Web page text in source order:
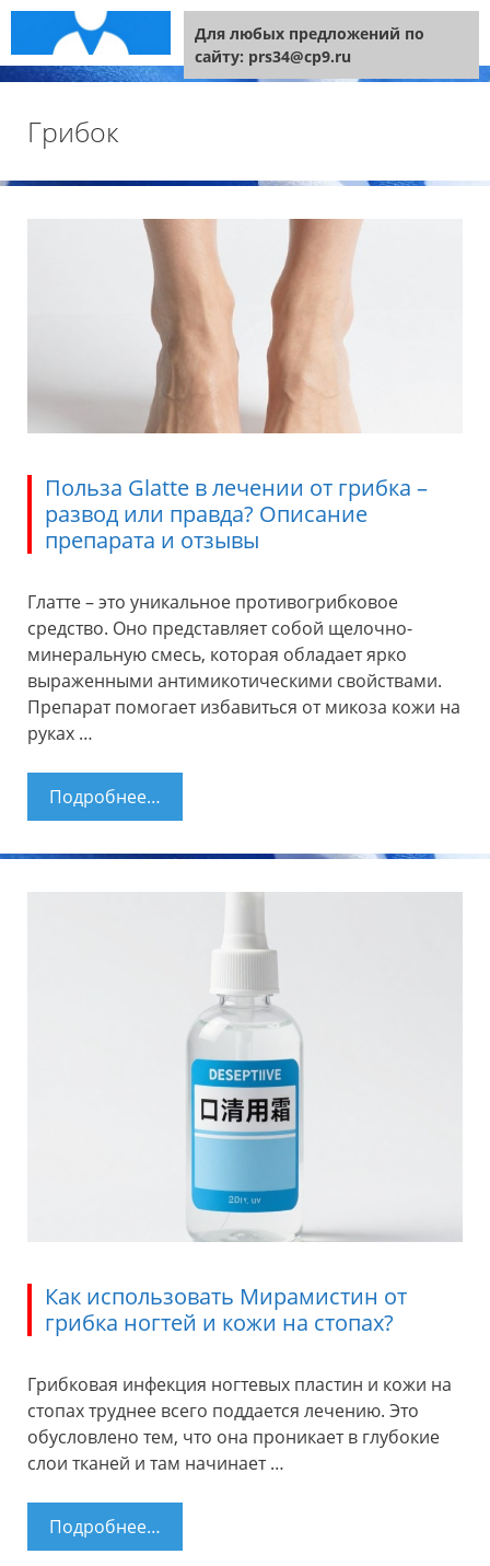
Перейти к содержимому
Грибок
Польза Glatte в лечении от грибка –
развод или правда? Описание
препарата и отзывы
Глатте – это уникальное противогрибковое
средство. Оно представляет собой щелочно-
минеральную смесь, которая обладает ярко
выраженными антимикотическими свойствами.
Препарат помогает избавиться от микоза кожи на
руках …
Подробнее…
развод или правда? Описание
препарата и отзывы
Как использовать Мирамистин от
грибка ногтей и кожи на стопах?
Грибковая инфекция ногтевых пластин и кожи на
стопах труднее всего поддается лечению. Это
обусловлено тем, что она проникает в глубокие
слои тканей и там начинает …
Подробнее…
грибка ногтей и кожи на стопах?
Для любых предложений по
сайту: prs34@cp9.ru